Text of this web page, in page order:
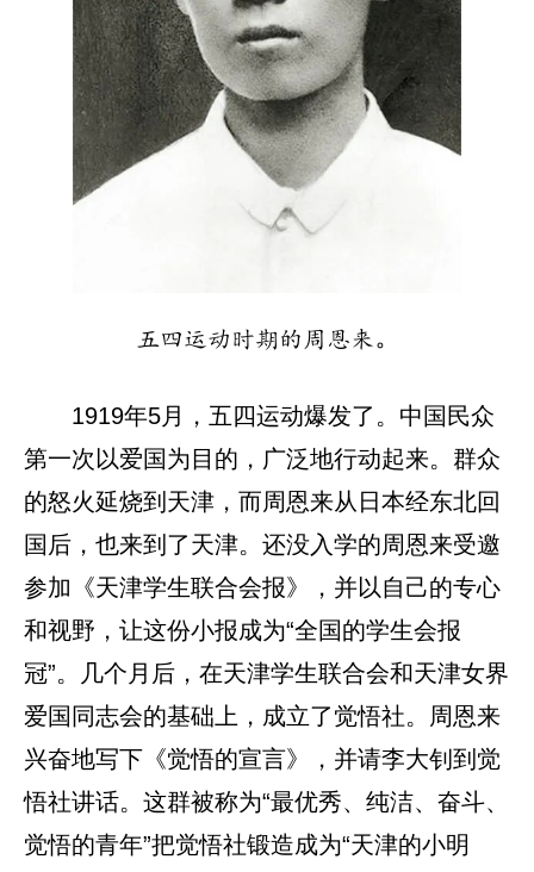
五四运动时期的周恩来。
1919年5月，五四运动爆发了。中国民众
第一次以爱国为目的，广泛地行动起来。群众
的怒火延烧到天津，而周恩来从日本经东北回
国后，也来到了天津。还没入学的周恩来受邀
参加《天津学生联合会报》，并以自己的专心
和视野，让这份小报成为“全国的学生会报
冠”。几个月后，在天津学生联合会和天津女界
爱国同志会的基础上，成立了觉悟社。周恩来
兴奋地写下《觉悟的宣言》，并请李大钊到觉
悟社讲话。这群被称为“最优秀、纯洁、奋斗、
觉悟的青年”把觉悟社锻造成为“天津的小明